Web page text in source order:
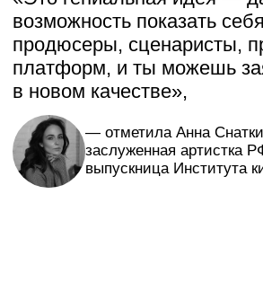
«Самый русский день» — Марина
Быкова
«Перегонщики» — Юлия Шишина
«Вверх за мечтой» — Елизавета
Булатова, Игорь Степанов, Ксения
«Ушастик» — Кирилл Хорошилов
«Избранные» — Анна Клыкова
«Мой питомец – дракон» — Милана
Файзеева
«Молодые родители» — Мария